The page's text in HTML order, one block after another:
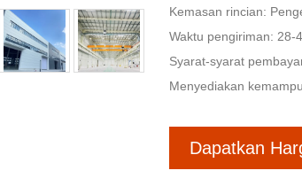
Kemasan rincian:
Waktu pengiriman: 28-
Syarat-syarat
Menyediakan
Dapatkan